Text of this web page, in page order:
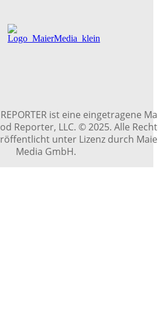
ist eine eingetragene
Reporter, LLC. © 2025. Alle
unter Lizenz durch
Media GmbH.